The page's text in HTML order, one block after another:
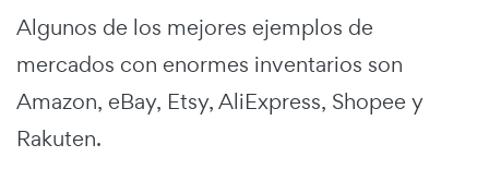
Algunos de los mejores ejemplos de
mercados con enormes inventarios son
Amazon, eBay, Etsy, AliExpress, Shopee y
Rakuten.